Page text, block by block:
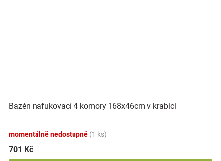
Bazén nafukovací 4 komory 168x46cm v krabici
momentálně nedostupné (1 ks)
701 Kč